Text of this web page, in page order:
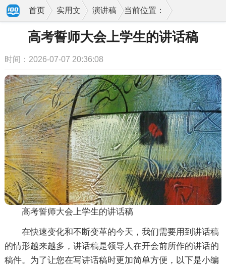
当前位置：
首页 实用文 演讲稿
高考誓师大会上学生的讲话稿
时间：2026-07-07 20:36:08
高考誓师大会上学生的讲话稿
在快速变化和不断变革的今天，我们需要用到讲话稿
的情形越来越多，讲话稿是领导人在开会前所作的讲话的
稿件。为了让您在写讲话稿时更加简单方便，以下是小编